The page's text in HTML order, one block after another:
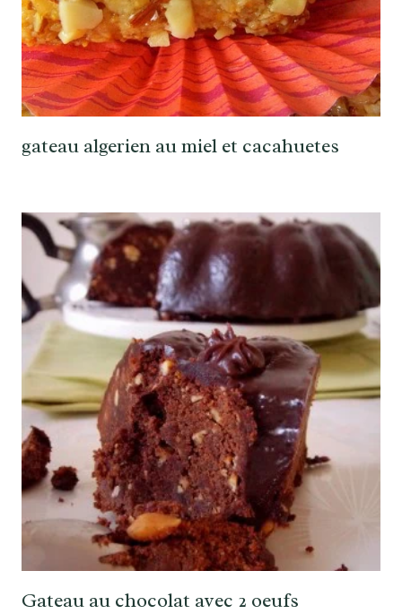
gateau algerien au miel et cacahuetes
Gateau au chocolat avec 2 oeufs